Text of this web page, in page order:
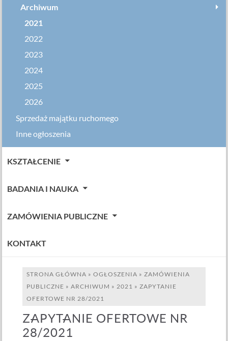
Archiwum
2021
2022
2023
2024
2025
2026
Sprzedaż majątku ruchomego
Inne ogłoszenia
KSZTAŁCENIE
BADANIA I NAUKA
ZAMÓWIENIA PUBLICZNE
KONTAKT
STRONA GŁÓWNA »OGŁOSZENIA »ZAMÓWIENIA
PUBLICZNE »ARCHIWUM » 2021 »ZAPYTANIE
OFERTOWE NR 28/2021
ZAPYTANIE OFERTOWE NR
28/2021